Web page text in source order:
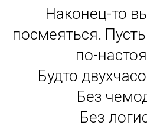
Наконец-то
посмеяться.
по-
Будто
Без
Без